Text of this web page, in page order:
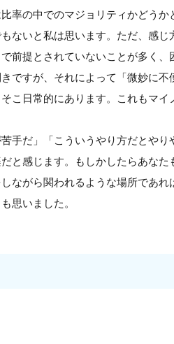
率の中でのマジョリティかどうか
ないと私は思います。ただ、感じ
前提とされていないことが多く、
ですが、それによって「微妙に不
こ日常的にあります。これもマイ
手だ」「こういうやり方だとやり
と感じます。もしかしたらあなた
ながら関われるような場所であれ
思いました。